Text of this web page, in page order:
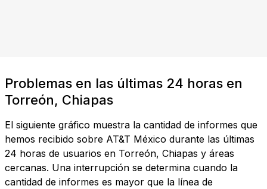
Problemas en las últimas 24 horas en
Torreón, Chiapas
El siguiente gráfico muestra la cantidad de informes que
hemos recibido sobre AT&T México durante las últimas
24 horas de usuarios en Torreón, Chiapas y áreas
cercanas. Una interrupción se determina cuando la
cantidad de informes es mayor que la línea de